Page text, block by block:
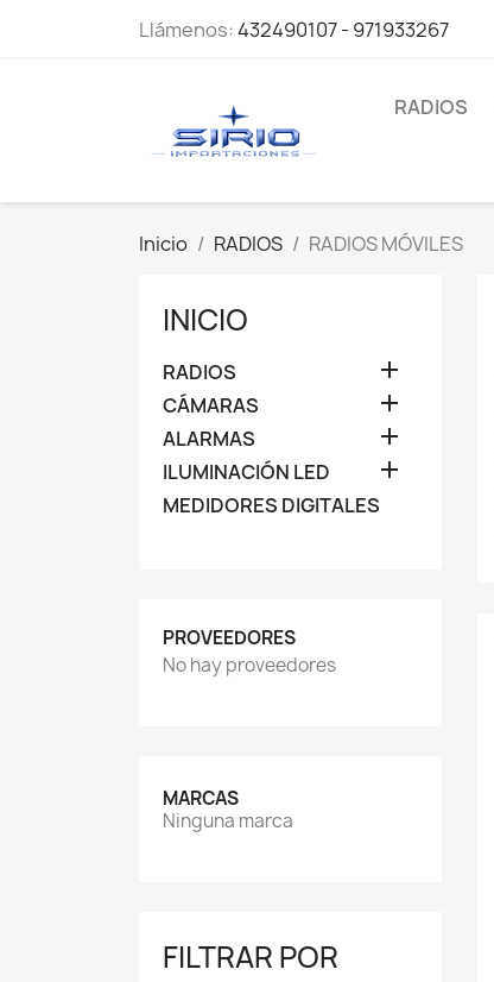
Llámenos:432490107 - 971933267
RADIOS
Inicio RADIOS RADIOS MÓVILES
INICIO
RADIOS 
CÁMARAS 
ALARMAS 
ILUMINACIÓN LED 
MEDIDORES DIGITALES
PROVEEDORES
No hay proveedores
MARCAS
Ninguna marca
FILTRAR POR